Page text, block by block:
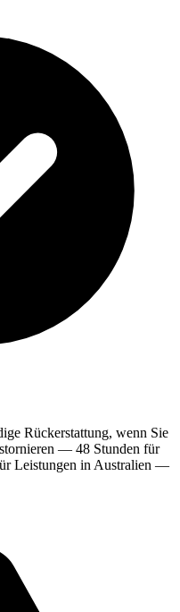
Rückerstattung, wenn Sie
— 48 Stunden für
Leistungen in Australien —